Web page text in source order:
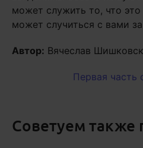
может служить то, что
может случиться с вами
Автор: Вячеслав
Первая часть
Советуем также